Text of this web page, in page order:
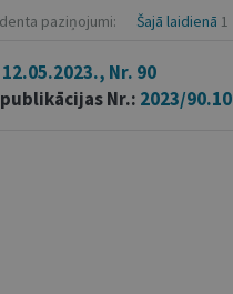
paziņojumi: Šajā laidienā 1
12.05.2023., Nr. 90
Nr.: 2023/90.10